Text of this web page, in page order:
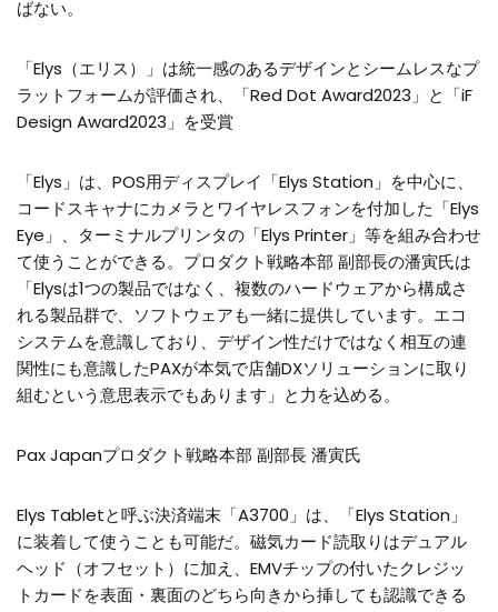
ばない。
「Elys（エリス）」は統一感のあるデザインとシームレスなプ
ラットフォームが評価され、「Red Dot Award2023」と「iF
Design Award2023」を受賞
「Elys」は、POS用ディスプレイ「Elys Station」を中心に、
コードスキャナにカメラとワイヤレスフォンを付加した「Elys
Eye」、ターミナルプリンタの「Elys Printer」等を組み合わせ
て使うことができる。プロダクト戦略本部 副部長の潘寅氏は
「Elysは1つの製品ではなく、複数のハードウェアから構成さ
れる製品群で、ソフトウェアも一緒に提供しています。エコ
システムを意識しており、デザイン性だけではなく相互の連
関性にも意識したPAXが本気で店舗DXソリューションに取り
組むという意思表示でもあります」と力を込める。
Pax Japanプロダクト戦略本部 副部長 潘寅氏
Elys Tabletと呼ぶ決済端末「A3700」は、「Elys Station」
に装着して使うことも可能だ。磁気カード読取りはデュアル
ヘッド（オフセット）に加え、EMVチップの付いたクレジッ
トカードを表面・裏面のどちら向きから挿しても認識できる